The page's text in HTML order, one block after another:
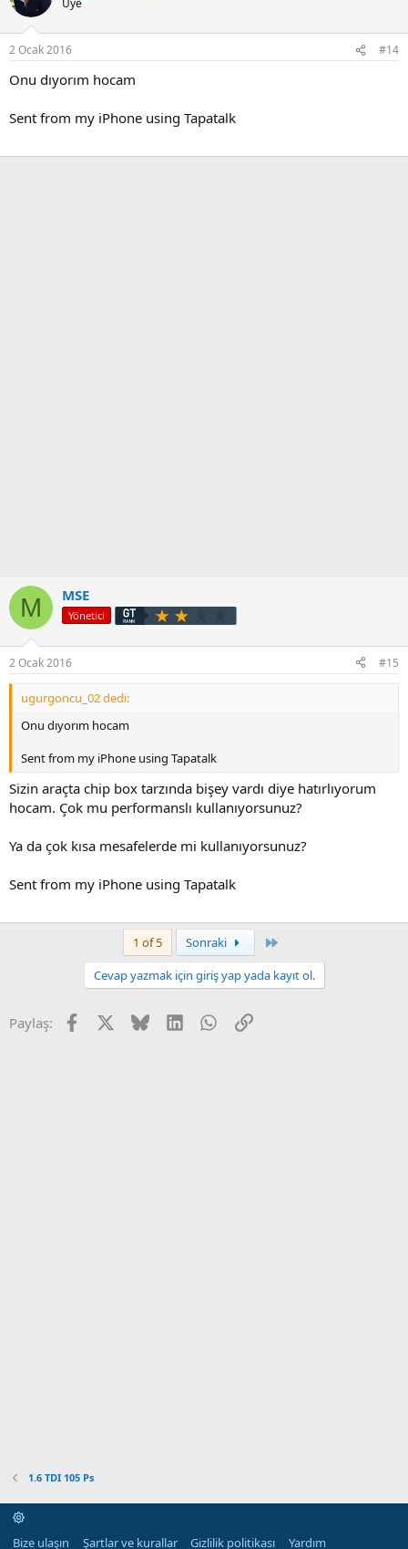
2 Ocak 2016 #14
Onu dıyorım hocam
Sent from my iPhone using Tapatalk
M MSE
Yönetici
2 Ocak 2016 #15
ugurgoncu_02 dedi:
Onu dıyorım hocam
Sent from my iPhone using Tapatalk
Sizin araçta chip box tarzında bişey vardı diye hatırlıyorum
hocam. Çok mu performanslı kullanıyorsunuz?
Ya da çok kısa mesafelerde mi kullanıyorsunuz?
Sent from my iPhone using Tapatalk
1 of 5 Sonraki
Cevap yazmak için giriş yap yada kayıt ol.
Paylaş: Facebook BlueskyLinkedInWhatsApp
Link
1.6 TDI 105 Ps
Bize ulaşın Şartlar ve kurallar Gizlilik politikası Yardım